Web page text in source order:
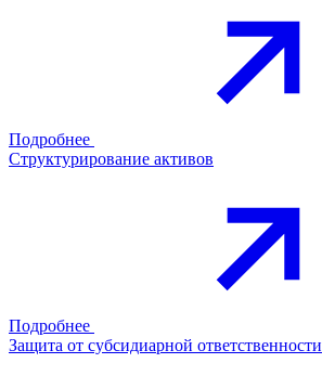
Подробнее
Структурирование активов
Подробнее
Защита от субсидиарной ответственности